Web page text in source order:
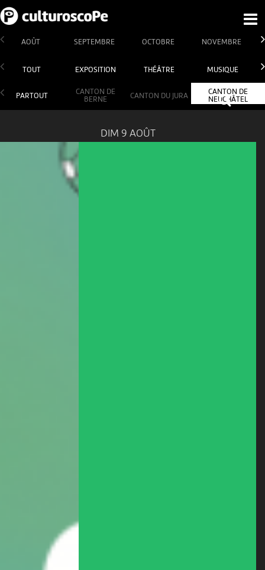
AOÛT SEPTEMBRE OCTOBRE NOVEMBRE
TOUT EXPOSITION THÉÂTRE MUSIQUE
PARTOUT
CANTON DE
BERNE
CANTON DU JURA
CANTON DE
NEUCHÂTEL
DIM 9 AOÛT